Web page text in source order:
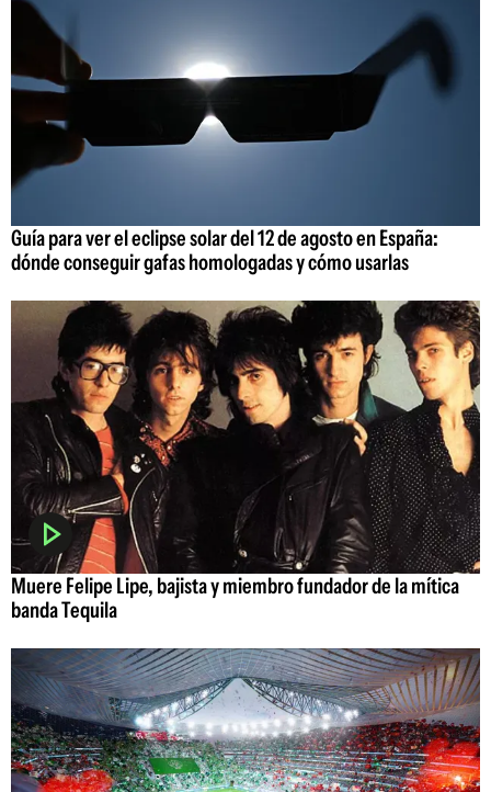
Guía para ver el eclipse solar del 12 de agosto en España:
dónde conseguir gafas homologadas y cómo usarlas
Muere Felipe Lipe, bajista y miembro fundador de la mítica
banda Tequila